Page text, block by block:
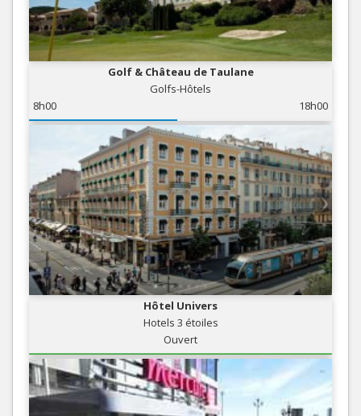
Golf & Château de Taulane
Golfs-Hôtels
8h00
18h00
Hôtel Univers
Hotels 3 étoiles
Ouvert